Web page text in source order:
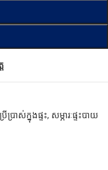
រើប្រាស់ក្នុងផ្ទះ, សម្ភារៈផ្ទះបាយ